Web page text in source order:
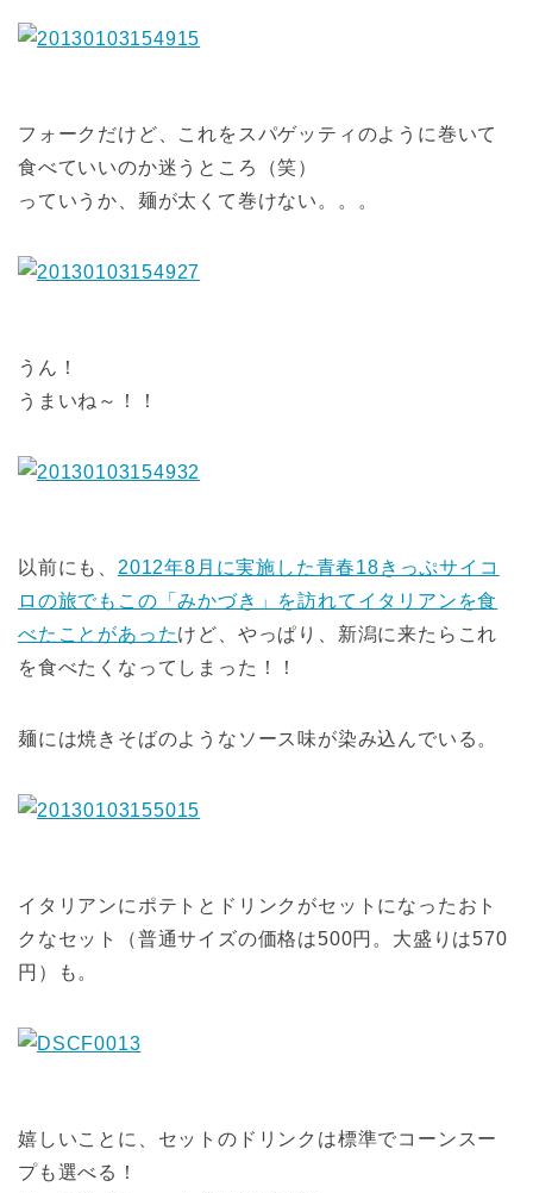
フォークだけど、これをスパゲッティのように巻いて
食べていいのか迷うところ（笑）
っていうか、麺が太くて巻けない。。。
うん！
うまいね～！！
以前にも、 2012年8月に実施した青春18きっぷサイコ
ロの旅でもこの「みかづき」を訪れてイタリアンを食
べたことがあったけど、やっぱり、新潟に来たらこれ
を食べたくなってしまった！！
麺には焼きそばのようなソース味が染み込んでいる。
イタリアンにポテトとドリンクがセットになったおト
クなセット（普通サイズの価格は500円。大盛りは570
円）も。
嬉しいことに、セットのドリンクは標準でコーンスー
プも選べる！